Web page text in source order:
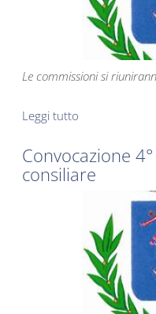
Le commissioni si
Leggi tutto
Convocazione
consiliare